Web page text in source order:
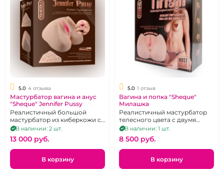
5.0 4 отзыва
Мастурбатор вагина и анус
"Sheque" Jennifer Pussy
Реалистичный большой
мастурбатор из киберкожи с
двумя тоннелями-вагиной и
анусом
В наличии: 2 шт.
13 000 pуб.
В корзину
5.0 1 отзыв
Вагина и попка "Sheque"
Милашка
Реалистичный мастурбатор
телесного цвета с двумя
отверстиями.
В наличии: 1 шт.
8 500 pуб.
В корзину